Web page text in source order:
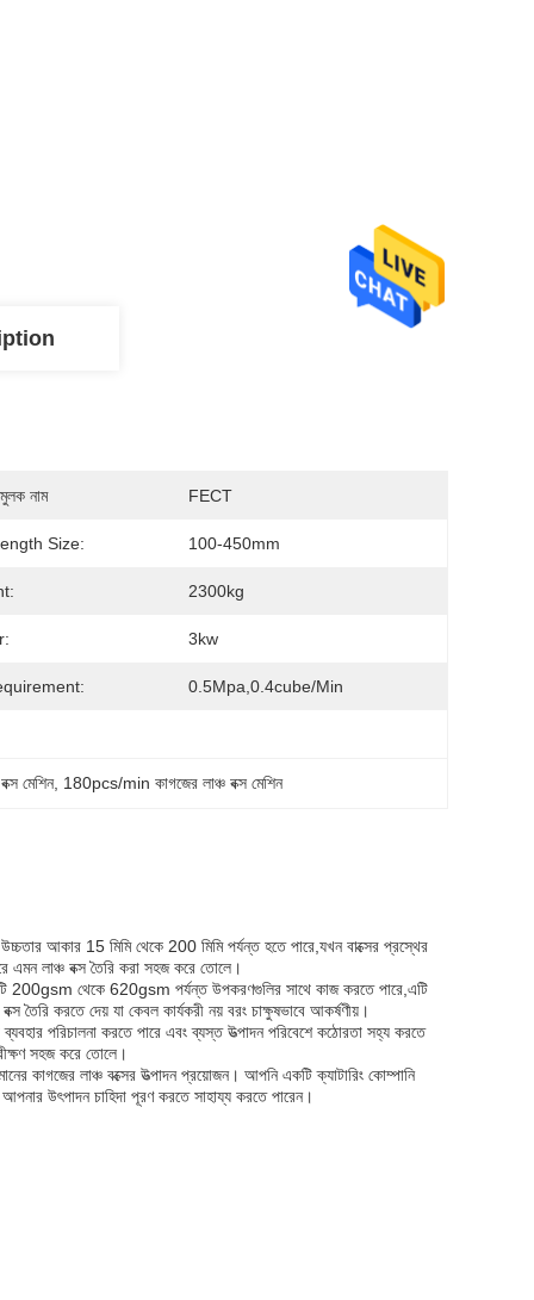
নাম FECT
Size: 100-450mm
2300kg
3kw
0.5Mpa,0.4cube/min
মেশিন, 180pcs/min কাগজের লাঞ্চ বক্স মেশিন
আকার 15 মিমি থেকে 200 মিমি পর্যন্ত হতে পারে,যখন বাক্সের প্রস্থের
এমন লাঞ্চ বক্স তৈরি করা সহজ করে তোলে।
200gsm থেকে 620gsm পর্যন্ত উপকরণগুলির সাথে কাজ করতে পারে,এটি
তৈরি করতে দেয় যা কেবল কার্যকরী নয় বরং চাক্ষুষভাবে আকর্ষণীয়।
পরিচালনা করতে পারে এবং ব্যস্ত উত্পাদন পরিবেশে কঠোরতা সহ্য করতে
সহজ করে তোলে।
কাগজের লাঞ্চ বক্সের উত্পাদন প্রয়োজন। আপনি একটি ক্যাটারিং কোম্পানি
উৎপাদন চাহিদা পূরণ করতে সাহায্য করতে পারেন।